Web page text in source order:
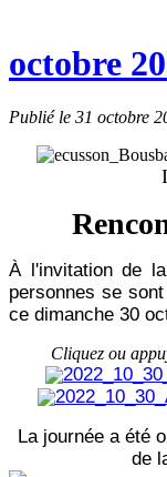
octobre
Publié le 31 octobre
À l'invitation de
personnes se
ce dimanche 30
Cliquez ou
La journée a été
de